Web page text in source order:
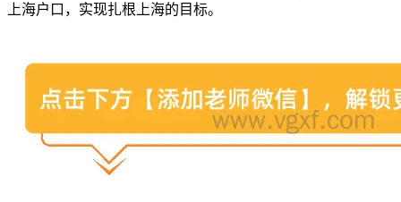
上海户口，实现扎根上海的目标。